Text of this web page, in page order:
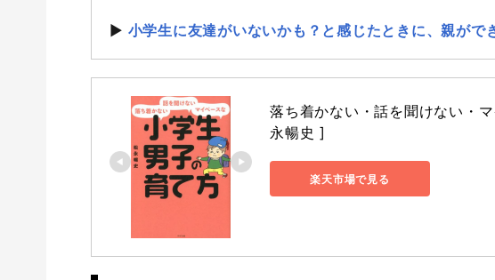
▶︎ 小学生に友達がいないかも？と感じたときに、親がで
落ち着かない・話を聞けない・
永暢史 ]
楽天市場で見る